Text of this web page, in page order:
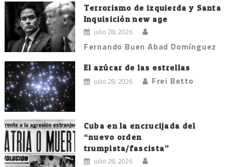
Terrorismo de izquierda y Santa
Inquisición new age
julio 28, 2026
Fernando Buen Abad Domínguez
El azúcar de las estrellas
julio 28, 2026 Frei Betto
Cuba en la encrucijada del
“nuevo orden
trumpista/fascista”
julio 28, 2026